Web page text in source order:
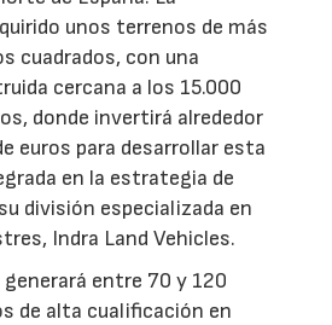
unos terrenos de más
cuadrados, con una
cercana a los 15.000
donde invertirá alrededor
euros para desarrollar esta
en la estrategia de
división especializada en
Indra Land Vehicles.
entre 70 y 120
de alta cualificación en